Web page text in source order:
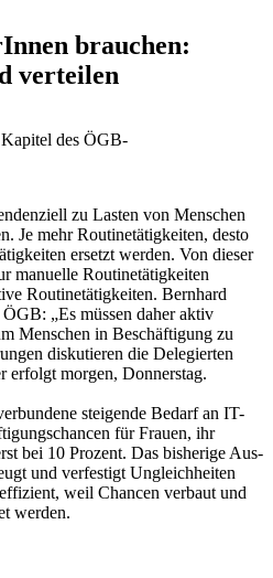
brauchen:
verteilen
des ÖGB-
zu Lasten von Menschen
Je mehr Routinetätigkeiten, desto
ersetzt werden. Von dieser
manuelle Routinetätigkeiten
Routinetätigkeiten. Bernhard
„Es müssen daher aktiv
Menschen in Beschäftigung zu
diskutieren die Delegierten
erfolgt morgen, Donnerstag.
steigende Bedarf an IT-
für Frauen, ihr
bei 10 Prozent. Das bisherige Aus-
und verfestigt Ungleichheiten
weil Chancen verbaut und
werden.